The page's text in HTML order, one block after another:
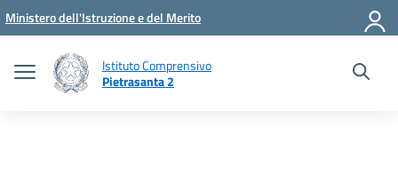
Vai ai contenuti
Vai al menu di navigazione
Vai al footer
Ministero dell'Istruzione e del Merito
Istituto Comprensivo
Pietrasanta 2